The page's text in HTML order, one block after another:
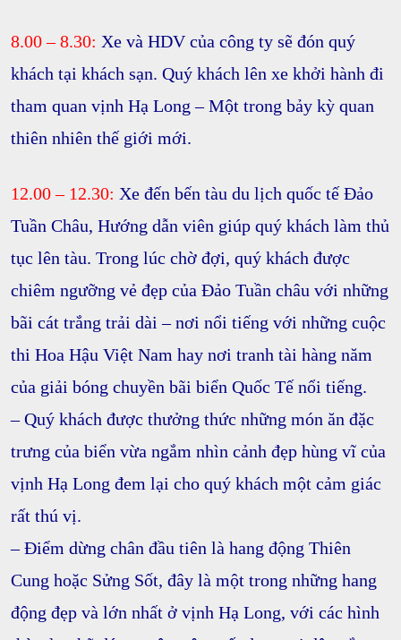
8.00 – 8.30: Xe và HDV của công ty sẽ đón quý
khách tại khách sạn. Quý khách lên xe khởi hành đi
tham quan vịnh Hạ Long – Một trong bảy kỳ quan
thiên nhiên thế giới mới.
12.00 – 12.30: Xe đến bến tàu du lịch quốc tế Đảo
Tuần Châu, Hướng dẫn viên giúp quý khách làm thủ
tục lên tàu. Trong lúc chờ đợi, quý khách được
chiêm ngưỡng vẻ đẹp của Đảo Tuần châu với những
bãi cát trắng trải dài – nơi nổi tiếng với những cuộc
thi Hoa Hậu Việt Nam hay nơi tranh tài hàng năm
của giải bóng chuyền bãi biển Quốc Tế nổi tiếng.
– Quý khách được thưởng thức những món ăn đặc
trưng của biển vừa ngắm nhìn cảnh đẹp hùng vĩ của
vịnh Hạ Long đem lại cho quý khách một cảm giác
rất thú vị.
– Điểm dừng chân đầu tiên là hang động Thiên
Cung hoặc Sửng Sốt, đây là một trong những hang
động đẹp và lớn nhất ở vịnh Hạ Long, với các hình